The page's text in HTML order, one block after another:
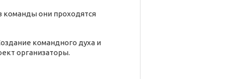
команды они проходятся
командного духа и
организаторы.